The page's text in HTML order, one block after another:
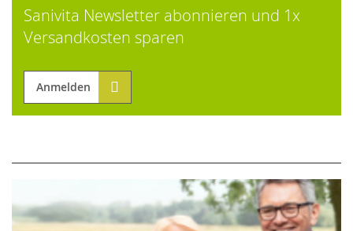
Sanivita Newsletter abonnieren und 1x
Versandkosten sparen
Anmelden